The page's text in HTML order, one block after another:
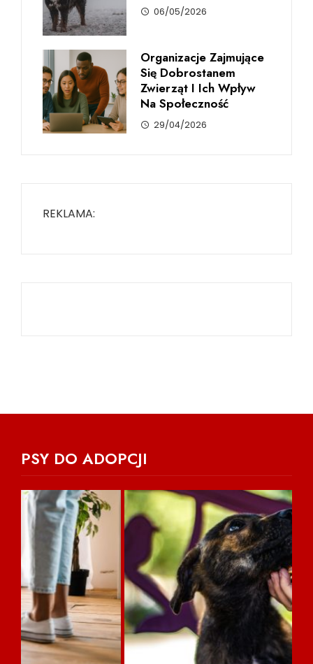
06/05/2026
Organizacje Zajmujące
Się Dobrostanem
Zwierząt I Ich Wpływ
Na Społeczność
29/04/2026
REKLAMA:
PSY DO ADOPCJI